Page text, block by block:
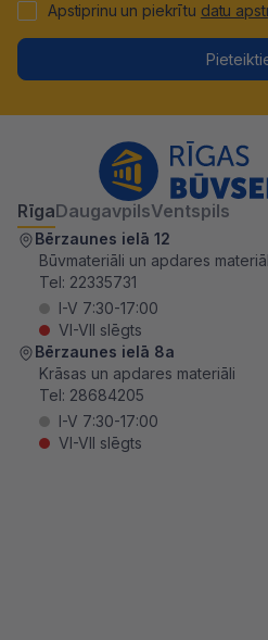
Apstiprinu un piekrītu datu
RīgaDaugavpilsVentspils
Bērzaunes ielā 12
Būvmateriāli un apdares
Tel: 22335731
I-V 7:30-17:00
VI-VII slēgts
Bērzaunes ielā 8a
Krāsas un apdares materiāli
Tel: 28684205
I-V 7:30-17:00
VI-VII slēgts